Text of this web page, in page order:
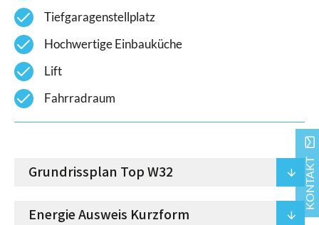
check Tiefgaragenstellplatz
check Hochwertige Einbauküche
check Lift
check Fahrradraum
Grundrissplan Top W32 arrowdown
Energie Ausweis Kurzform arrowdown
KONTAKT
mail